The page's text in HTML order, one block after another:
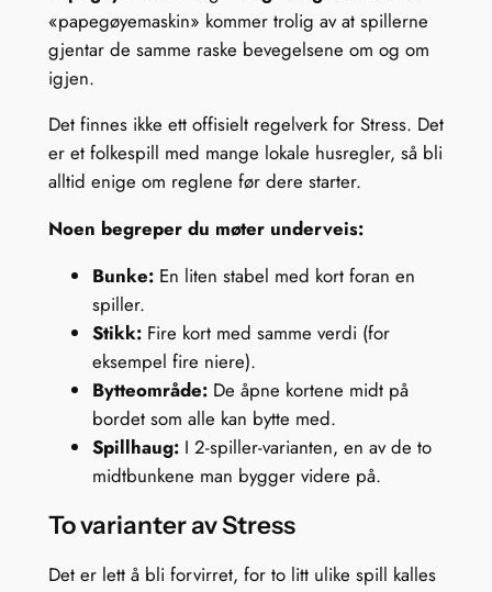
«papegøyemaskin» kommer trolig av at spillerne
gjentar de samme raske bevegelsene om og om
igjen.
Det finnes ikke ett offisielt regelverk for Stress. Det
er et folkespill med mange lokale husregler, så bli
alltid enige om reglene før dere starter.
Noen begreper du møter underveis:
Bunke:En liten stabel med kort foran en
spiller.
Stikk:Fire kort med samme verdi (for
eksempel fire niere).
Bytteområde:De åpne kortene midt på
bordet som alle kan bytte med.
Spillhaug:I 2-spiller-varianten, en av de to
midtbunkene man bygger videre på.
To varianter av Stress
Det er lett å bli forvirret, for to litt ulike spill kalles